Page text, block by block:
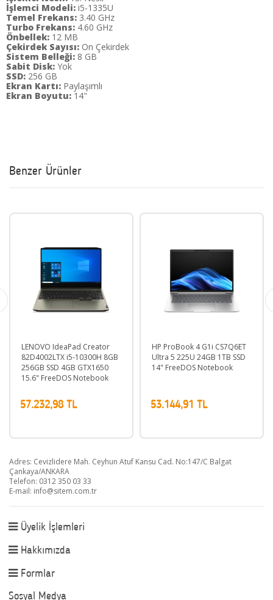
İşlemci Modeli: i5-1335U
Temel Frekans: 3.40 GHz
Turbo Frekans: 4.60 GHz
Önbellek: 12 MB
Çekirdek Sayısı: On Çekirdek
Sistem Belleği: 8 GB
Sabit Disk: Yok
SSD: 256 GB
Ekran Kartı: Paylaşımlı
Ekran Boyutu: 14"
Benzer Ürünler
LENOVO IdeaPad Creator
82D4002LTX i5-10300H 8GB
256GB SSD 4GB GTX1650
15.6" FreeDOS Notebook
57.232,98 TL
HP ProBook 4 G1i CS7Q6ET
Ultra 5 225U 24GB 1TB SSD
14" FreeDOS Notebook
53.144,91 TL
Adres: Cevizlidere Mah. Ceyhun Atuf Kansu Cad. No:147/C Balgat
Çankaya/ANKARA
Telefon: 0312 350 03 33
E-mail: info@sitem.com.tr
Üyelik İşlemleri
Hakkımızda
Formlar
Sosyal Medya